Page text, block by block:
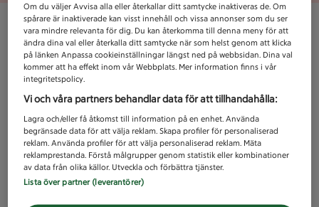
Om du väljer Avvisa alla eller återkallar ditt samtycke inaktiveras de. Om
spårare är inaktiverade kan visst innehåll och vissa annonser som du ser
vara mindre relevanta för dig. Du kan återkomma till denna meny för att
ändra dina val eller återkalla ditt samtycke när som helst genom att klicka
på länken Anpassa cookieinställningar längst ned på webbsidan. Dina val
kommer att ha effekt inom vår Webbplats. Mer information finns i vår
integritetspolicy.
Vi och våra partners behandlar data för att tillhandahålla:
Lagra och/eller få åtkomst till information på en enhet. Använda
begränsade data för att välja reklam. Skapa profiler för personaliserad
reklam. Använda profiler för att välja personaliserad reklam. Mäta
reklamprestanda. Förstå målgrupper genom statistik eller kombinationer
av data från olika källor. Utveckla och förbättra tjänster.
Lista över partner (leverantörer)